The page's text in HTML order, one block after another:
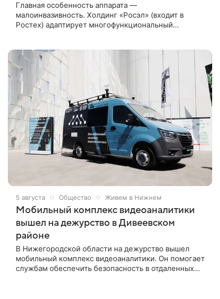
Главная особенность аппарата —
малоинвазивность. Холдинг «Росэл» (входит в
Ростех) адаптирует многофункциональный
госкорпорации.
5 августа Общество Живем в Нижнем
Мобильный комплекс видеоаналитики
вышел на дежурство в Дивеевском
районе
В Нижегородской области на дежурство вышел
мобильный комплекс видеоаналитики. Он помогает
службам обеспечить безопасность в отдаленных